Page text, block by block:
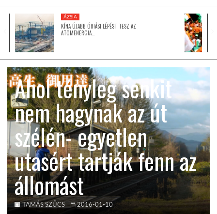
ÁZSIA
LATIN-AMERIKA
KÖZEL-KELET
AUSZTRÁLIA
A VILÁG ITTHON
MÉDIA
ÁZSIA
KÍNA ÚJABB ÓRIÁSI LÉPÉST TESZ AZ
ATOMENERGIA…
Ahol tényleg senkit
nem hagynak az út
szélén- egyetlen
utasért tartják fenn az
állomást
TAMÁS SZŰCS 2016-01-10